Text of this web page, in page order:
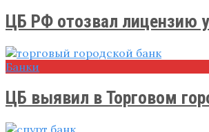
ЦБ РФ отозвал лицензию
Банки
ЦБ выявил в Торговом